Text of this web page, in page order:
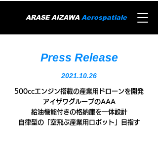
ARASE AIZAWA Aerospatiale
Press Release
2021.10.26
500ccエンジン搭載の産業用ドローンを開発
アイザワグループのAAA
給油機能付きの格納庫を一体設計
自律型の「空飛ぶ産業用ロボット」目指す